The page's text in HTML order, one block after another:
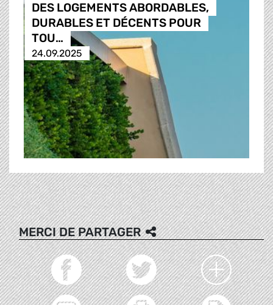
DES LOGEMENTS ABORDABLES,
DURABLES ET DÉCENTS POUR
TOU…
24.09.2025
MERCI DE PARTAGER